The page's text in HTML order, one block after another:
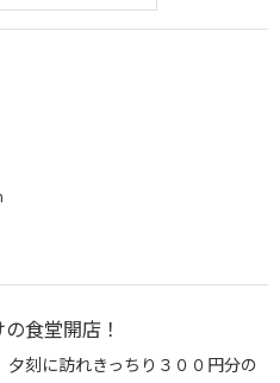
食堂開店！
刻に訪れきっちり３００円分の